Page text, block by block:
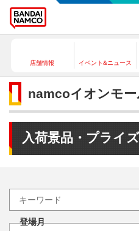
店舗情報 イベント&ニュース
namcoイオンモー
入荷景品・プライ
登場月